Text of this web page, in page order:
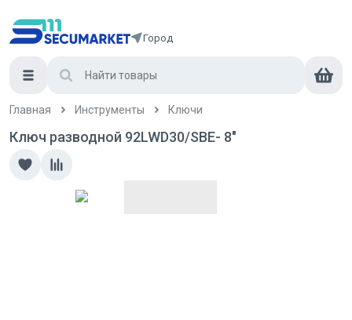
Город
Главная Инструменты Ключи
Ключ разводной 92LWD30/SBE- 8"